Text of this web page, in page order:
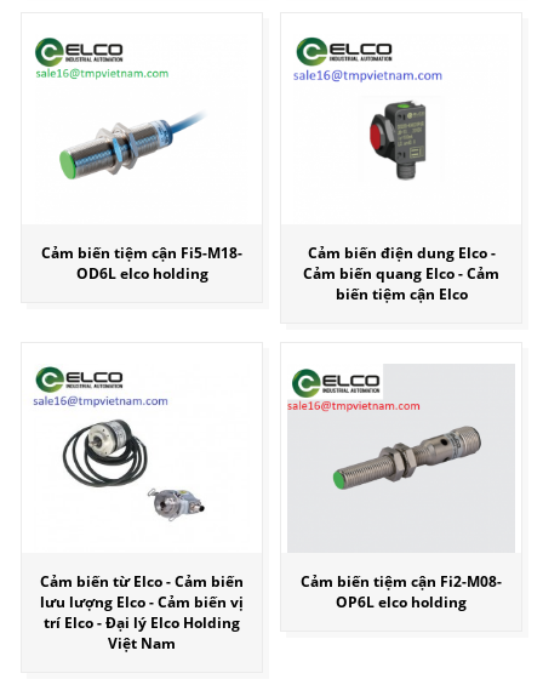
Cảm biến tiệm cận Fi5-M18-
OD6L elco holding
Cảm biến điện dung Elco -
Cảm biến quang Elco - Cảm
biến tiệm cận Elco
Cảm biến từ Elco - Cảm biến
lưu lượng Elco - Cảm biến vị
trí Elco - Đại lý Elco Holding
Việt Nam
Cảm biến tiệm cận Fi2-M08-
OP6L elco holding